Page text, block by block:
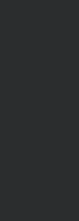
淨又價錢合理
都滿意，地板
，床單、枕套
、電